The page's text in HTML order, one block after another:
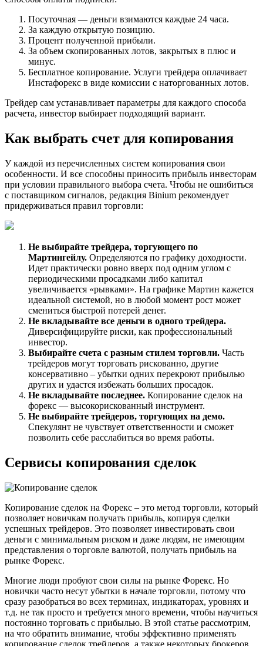
Посуточная — деньги взимаются каждые 24 часа.
За каждую открытую позицию.
Процент полученной прибыли.
За объем скопированных лотов, закрытых в плюс и
минус.
Бесплатное копирование. Услуги трейдера оплачивает
Инстафорекс в виде комиссии с наторгованных лотов.
Трейдер сам устанавливает параметры для каждого способа
расчета, инвестор выбирает подходящий вариант.
Как выбрать счет для копирования
У каждой из перечисленных систем копирования свои
особенности. И все способны приносить прибыль инвесторам
при условии правильного выбора счета. Чтобы не ошибиться
с поставщиком сигналов, редакция Binium рекомендует
придерживаться правил торговли:
Не выбирайте трейдера, торгующего по
Мартингейлу. Определяются по графику доходности.
Идет практически ровно вверх под одним углом с
периодическими просадками либо капитал
увеличивается «рывками». На графике Мартин кажется
идеальной системой, но в любой момент рост может
смениться быстрой потерей денег.
Не вкладывайте все деньги в одного трейдера.
Диверсифицируйте риски, как профессиональный
инвестор.
Выбирайте счета с разным стилем торговли. Часть
трейдеров могут торговать рискованно, другие
консервативно – убытки одних перекроют прибылью
других и удастся избежать больших просадок.
Не вкладывайте последнее. Копирование сделок на
форекс — высокорискованный инструмент.
Не выбирайте трейдеров, торгующих на демо.
Спекулянт не чувствует ответственности и сможет
позволить себе расслабиться во время работы.
Сервисы копирования сделок
Копирование сделок на Форекс – это метод торговли, который
позволяет новичкам получать прибыль, копируя сделки
успешных трейдеров. Это позволяет инвестировать свои
деньги с минимальным риском и даже людям, не имеющим
представления о торговле валютой, получать прибыль на
рынке Форекс.
Многие люди пробуют свои силы на рынке Форекс. Но
новички часто несут убытки в начале торговли, потому что
сразу разобраться во всех терминах, индикаторах, уровнях и
т.д. не так просто и требуется много времени, чтобы научиться
постоянно торговать с прибылью. В этой статье рассмотрим,
на что обратить внимание, чтобы эффективно применять
копирование сделок трейдеров, а также некоторых брокеров,